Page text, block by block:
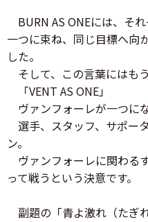
BURN AS ONEには、そ
一つに束ね、同じ目標へ向
した。
そして、この言葉にはも
「VENT AS ONE」
ヴァンフォーレが一つに
選手、スタッフ、サポー
ン。
ヴァンフォーレに関わる
って戦うという決意です。
副題の「青よ激れ（たぎ